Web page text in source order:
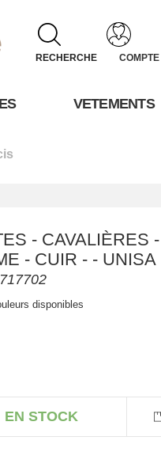
RECHERCHE COMPTE
VETEMENTS
- CAVALIÈRES -
- CUIR - - UNISA
disponibles
EN STOCK